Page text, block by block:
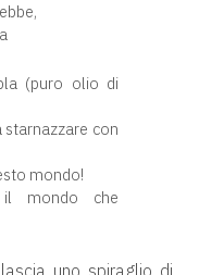
(puro olio di
starnazzare con
mondo!
mondo che
uno spiraglio di